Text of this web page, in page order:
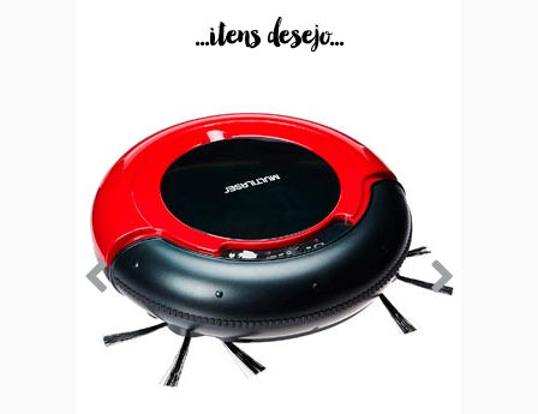
...itens desejo...